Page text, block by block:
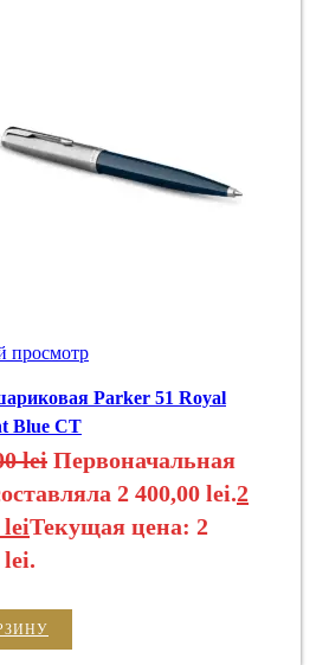
просмотр
Parker 51 Royal
Blue CT
lei Первоначальная
2 400,00 lei.2
leiТекущая цена: 2
lei.